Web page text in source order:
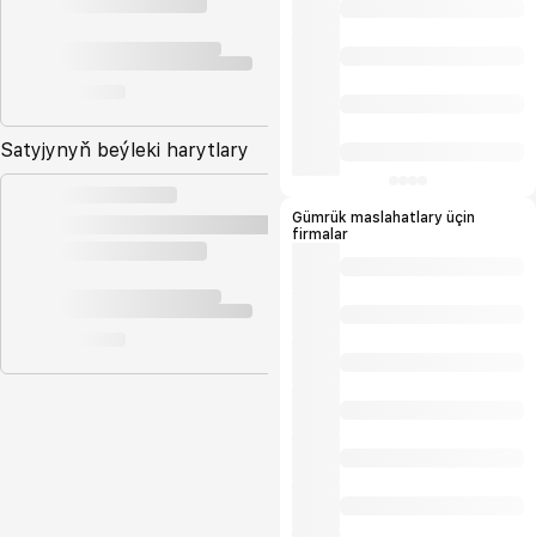
Satyjynyň beýleki harytlary
Gümrük maslahatlary üçin
firmalar